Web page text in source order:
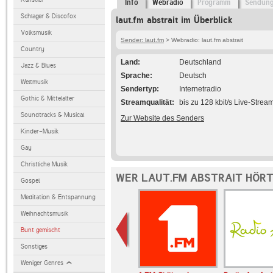
Schlager & Discofox
Volksmusik
Country
Jazz & Blues
Weltmusik
Gothic & Mittelalter
Soundtracks & Musical
Kinder-Musik
Gay
Christliche Musik
Gospel
Meditation & Entspannung
Weihnachtsmusik
Bunt gemischt
Sonstiges
Weniger Genres
Info Webradio Programm
laut.fm abstrait im Überblick
Sender: laut.fm > Webradio: laut.fm abstrait
Land
Deutschland
Sprache
Deutsch
Sendertyp
Internetradio
Streamqualität
bis zu 128 kbit/s Live-
Zur Website des Senders
WER LAUT.FM ABSTRAIT